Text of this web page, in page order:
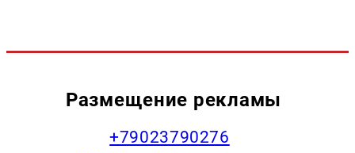
Размещение рекламы
+79023790276